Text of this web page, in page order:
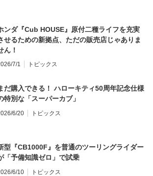
ンダ『Cub HOUSE』原付二種ライフを充実
せるための新拠点、ただの販売店じゃありま
ん！
7/1 トピックス
だ購入できる！ ハローキティ50周年記念仕様
特別な「スーパーカブ」
6/20 トピックス
型『CB1000F』を普通のツーリングライダー
「予備知識ゼロ」で試乗
6/10 トピックス